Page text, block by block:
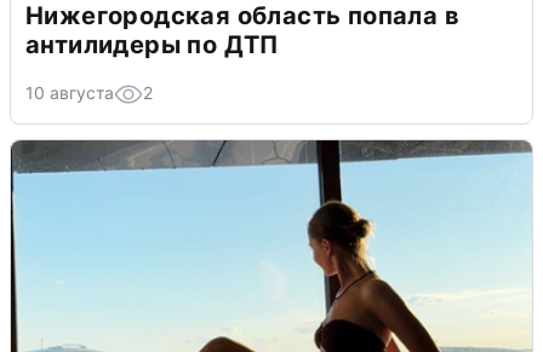
Нижегородская область попала в
антилидеры по ДТП
10 августа 2